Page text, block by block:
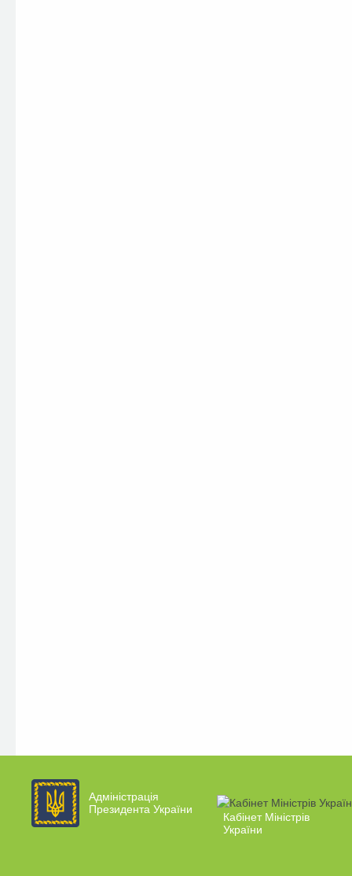
Адміністрація
Президента України
Кабінет Міністрів
України